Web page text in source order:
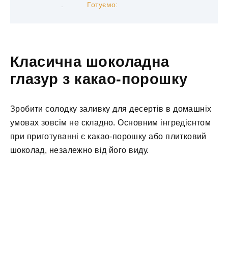
Готуємо:
Класична шоколадна
глазур з какао-порошку
Зробити солодку заливку для десертів в домашніх
умовах зовсім не складно. Основним інгредієнтом
при приготуванні є какао-порошку або плитковий
шоколад, незалежно від його виду.